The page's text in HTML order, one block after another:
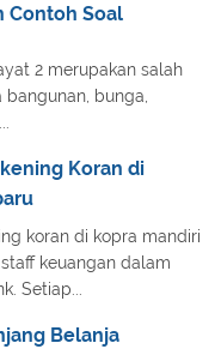
Contoh Soal
2 merupakan salah
bunga,
Koran di
koran di kopra mandiri
keuangan dalam
Setiap...
Belanja